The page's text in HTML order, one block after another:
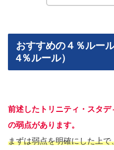
おすすめの４％ルー
4％ルール）
前述した トリニティ・スタ
の弱点があります。
まずは弱点を明確にした上